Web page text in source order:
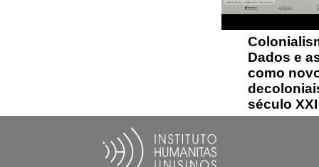
Dados e
como
século XXI